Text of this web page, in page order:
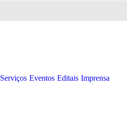
Serviços Eventos Editais Imprensa